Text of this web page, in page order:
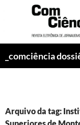
_comciência
Arquivo da tag: